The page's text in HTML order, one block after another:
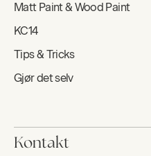
Matt Paint & Wood Paint
KC14
Tips & Tricks
Gjør det selv
Kontakt